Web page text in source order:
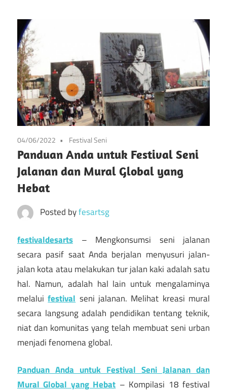
Situs
Festival
Pameran
Kesenian
Prancis
tentang
festival
kesenian
di
prancis
mulai
dari
seni,
musik,
dan
festival
lainnya
04/06/2022 Festival Seni
Panduan Anda untuk Festival Seni
Jalanan dan Mural Global yang
Hebat
Posted byfesartsg
festivaldesarts – Mengkonsumsi seni jalanan
secara pasif saat Anda berjalan menyusuri jalan-
jalan kota atau melakukan tur jalan kaki adalah satu
hal. Namun, adalah hal lain untuk mengalaminya
melaluifestival seni jalanan. Melihat kreasi mural
secara langsung adalah pendidikan tentang teknik,
niat dan komunitas yang telah membuat seni urban
menjadi fenomena global.
Panduan Anda untuk Festival Seni Jalanan dan
Mural Global yang Hebat– Kompilasi 18 festival